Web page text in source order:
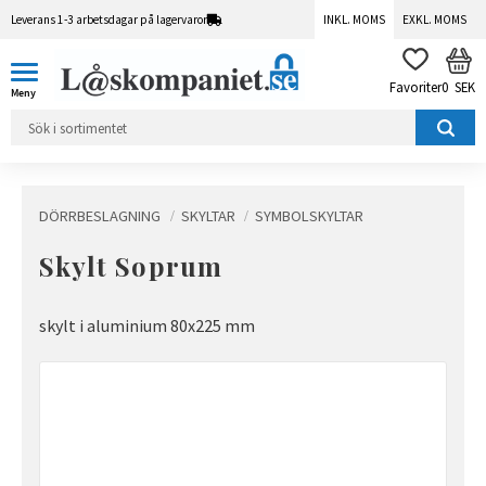
Leverans 1-3 arbetsdagar på lagervaror INKL. MOMS EXKL. MOMS
FAVORITER
0 SEK
DÖRRBESLAGNING SKYLTAR SYMBOLSKYLTAR
Skylt Soprum
skylt i aluminium 80x225 mm